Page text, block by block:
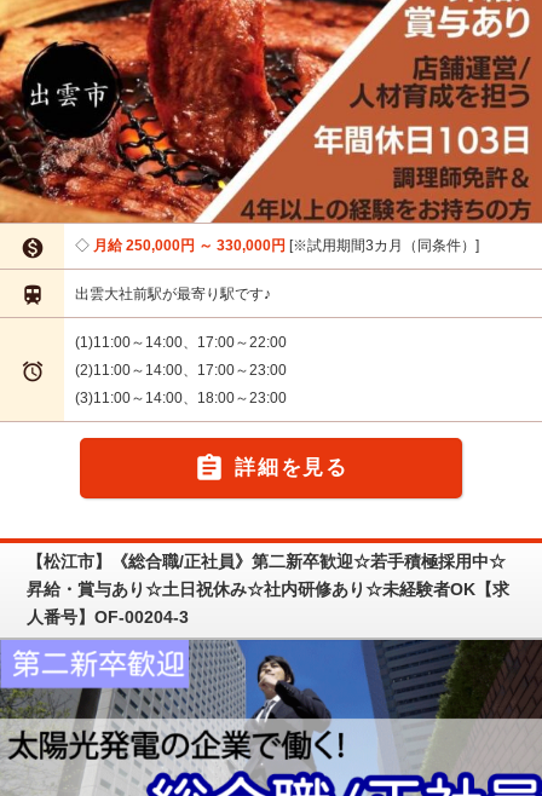
 月給 250,000円 ～ 330,000円 ※試用期間3カ月（同条件）
 出雲大社前駅が最寄り駅です♪

(1)11:00～14:00、17:00～22:00
(2)11:00～14:00、17:00～23:00
(3)11:00～14:00、18:00～23:00
 詳細を見る
【松江市】《総合職/正社員》第二新卒歓迎☆若手積極採用中☆
昇給・賞与あり☆土日祝休み☆社内研修あり☆未経験者OK【求
人番号】OF-00204-3